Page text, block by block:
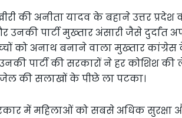
की अनीता यादव के बहाने उत्तर
उनकी पार्टी मुख्‍तार अंसारी जैसे दुर्दांत
को अनाथ बनाने वाला मुख्‍तार कांग्रेस
पार्टी की सरकारों ने हर कोशिश
की सलाखों के पीछे ला पटका।
में महिलाओं को सबसे अधिक सुरक्षा